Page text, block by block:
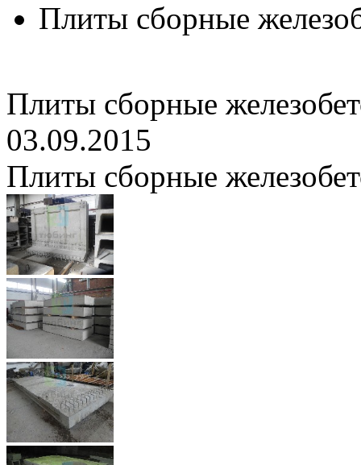
Плиты сборные
Плиты сборные
03.09.2015
Плиты сборные